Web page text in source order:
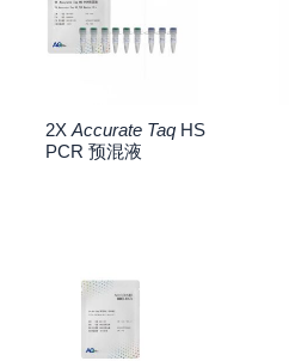
2X Accurate TaqHS
PCR 预混液